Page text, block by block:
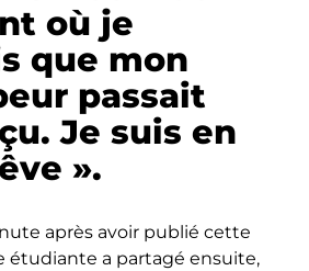
où je
que mon
passait
Je suis en
».
après avoir publié cette
étudiante a partagé ensuite,